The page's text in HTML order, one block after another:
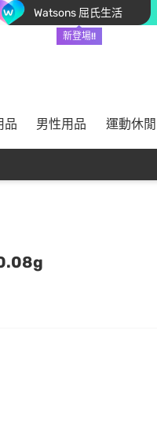
Watsons 屈氏生活
新登場!!
品 男性用品 運動休閒